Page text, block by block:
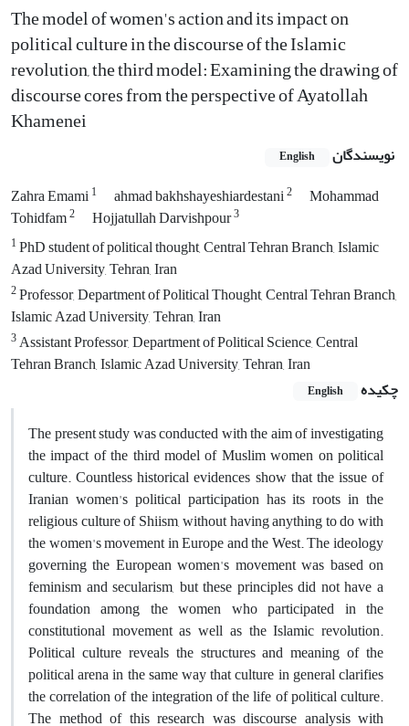
The model of women's action and its impact on
political culture in the discourse of the Islamic
revolution, the third model: Examining the drawing of
discourse cores from the perspective of Ayatollah
Khamenei
نویسندگان English
Zahra Emami1 ahmad bakhshayeshiardestani2
Mohammad
Tohidfam2 Hojjatullah Darvishpour3
1PhD student of political thought, Central Tehran Branch, Islamic
Azad University, Tehran, Iran
2Professor, Department of Political Thought, Central Tehran Branch,
Islamic Azad University, Tehran, Iran
3Assistant Professor, Department of Political Science, Central
Tehran Branch, Islamic Azad University, Tehran, Iran
چکیده
English
The present study was conducted with the aim of investigating
the impact of the third model of Muslim women on political
culture.Countless historical evidences show that the issue of
Iranian women's political participation has its roots in the
religious culture of Shiism, without having anything to do with
the women's movement in Europe and the West.The ideology
governing the European women's movement was based on
feminism and secularism, but these principles did not have a
foundation among the women who participated in the
constitutional movement as well as the Islamic revolution.
Political culture reveals the structures and meaning of the
political arena in the same way that culture in general clarifies
the correlation of the integration of the life of political culture.
The method of this research was discourse analysis with